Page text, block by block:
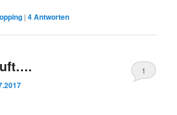
|4Antworten
1